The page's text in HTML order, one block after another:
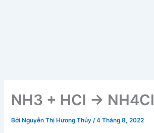
NH3 + HCl → NH4Cl
Bởi Nguyễn Thị Hương Thủy/4 Tháng 8, 2022